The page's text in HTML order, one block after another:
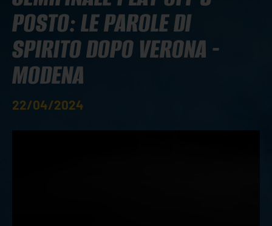
POSTO: LE PAROLE DI
SPIRITO DOPO VERONA -
MODENA
22/04/2024